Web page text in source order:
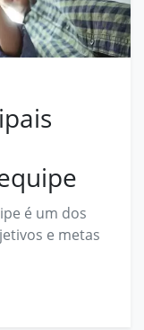
é um dos
e metas